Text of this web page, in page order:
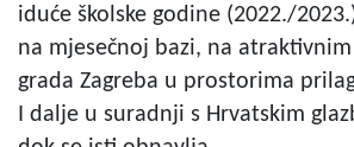
iduće školske godine (2022./
na mjesečnoj bazi, na
grada Zagreba u prostorima
I dalje u suradnji s Hrvatskim